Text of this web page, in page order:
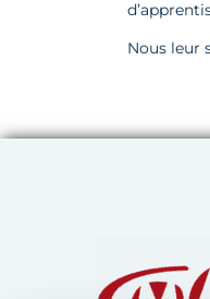
Nous leur